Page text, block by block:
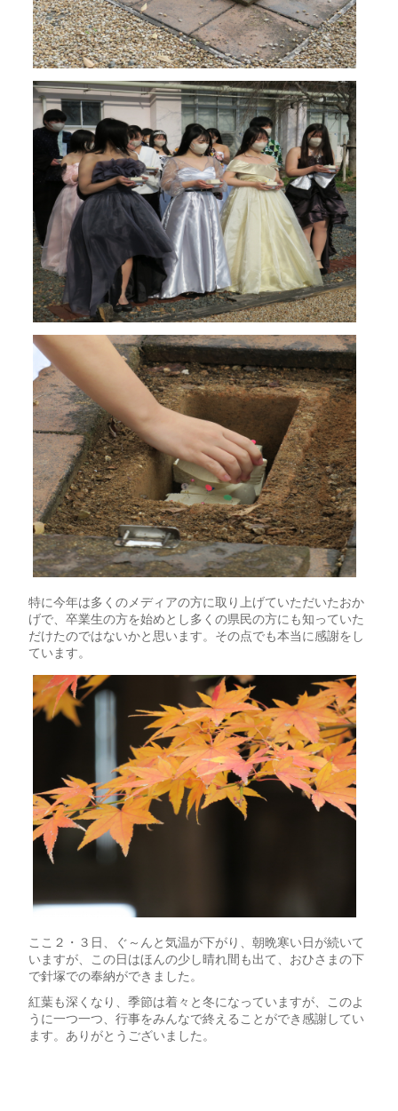
特に今年は多くのメディアの方に取り上げていただいたおか
げで、卒業生の方を始めとし多くの県民の方にも知っていた
だけたのではないかと思います。その点でも本当に感謝をし
ています。
ここ２・３日、ぐ～んと気温が下がり、朝晩寒い日が続いて
いますが、この日はほんの少し晴れ間も出て、おひさまの下
で針塚での奉納ができました。
紅葉も深くなり、季節は着々と冬になっていますが、このよ
うに一つ一つ、行事をみんなで終えることができ感謝してい
ます。ありがとうございました。